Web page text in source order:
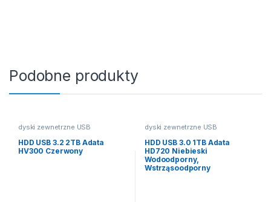
Podobne produkty
dyski zewnetrzne USB
HDD USB 3.2 2TB Adata
HV300 Czerwony
dyski zewnetrzne USB
HDD USB 3.0 1TB Adata
HD720 Niebieski
Wodoodporny,
Wstrząsoodporny